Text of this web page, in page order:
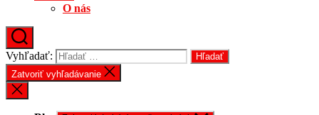
O nás
Vyhľadať:
Zatvoriť vyhľadávanie